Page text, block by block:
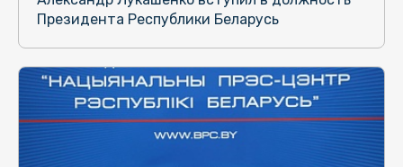
Президента Республики Беларусь